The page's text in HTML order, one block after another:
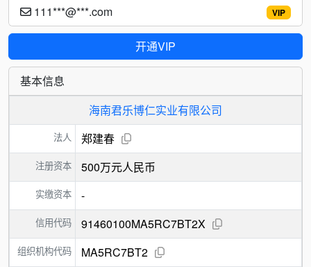
VIP
111***@***.com
开通VIP
基本信息
海南君乐博仁实业有限公司
法人 郑建春
注册资本 500万元人民币
实缴资本 -
信用代码 91460100MA5RC7BT2X
组织机构代码 MA5RC7BT2